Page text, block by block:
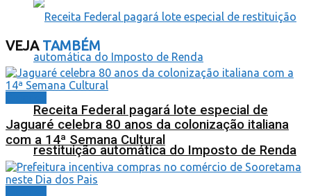
Receita Federal pagará lote especial de
restituição automática do Imposto de Renda
VEJATAMBÉM
Jaguaré celebra 80 anos da colonização italiana
com a 14ª Semana Cultural